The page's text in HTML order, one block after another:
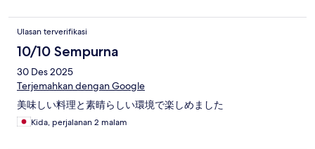
Ulasan terverifikasi
10/10 Sempurna
30 Des 2025
Terjemahkan dengan Google
美味しい料理と素晴らしい環境で楽しめました
Kida, perjalanan 2 malam